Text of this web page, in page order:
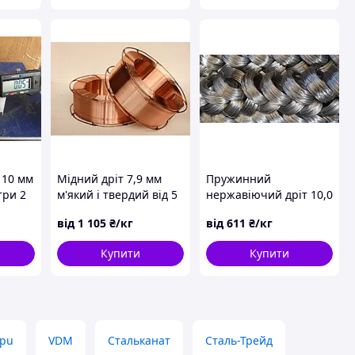
10 мм
2
Мідний дріт 7,9 мм
м'який і твердий від 5
від 1 105 ₴/кг
Купити
Пружинний
нержавіючий дріт 10,0
пружинного каленного
дроту від 5 кг
від 611 ₴/кг
Купити
VDM Стальканат Сталь-Трейд